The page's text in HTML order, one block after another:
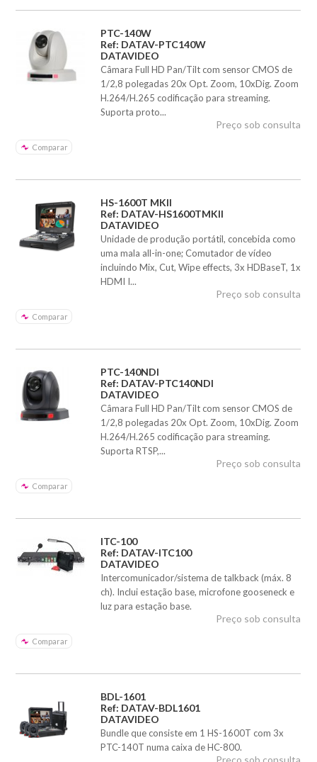
PTC-140W
Ref: DATAV-PTC140W
DATAVIDEO
Câmara Full HD Pan/Tilt com sensor CMOS de
1/2,8 polegadas 20x Opt. Zoom, 10xDig. Zoom
H.264/H.265 codificação para streaming.
Suporta proto...
Comparar
Preço sob consulta
HS-1600T MKII
Ref: DATAV-HS1600TMKII
DATAVIDEO
Unidade de produção portátil, concebida como
uma mala all-in-one; Comutador de vídeo
incluindo Mix, Cut, Wipe effects, 3x HDBaseT, 1x
HDMI I...
Comparar
Preço sob consulta
PTC-140NDI
Ref: DATAV-PTC140NDI
DATAVIDEO
Câmara Full HD Pan/Tilt com sensor CMOS de
1/2,8 polegadas 20x Opt. Zoom, 10xDig. Zoom
H.264/H.265 codificação para streaming.
Suporta RTSP,...
Comparar
Preço sob consulta
ITC-100
Ref: DATAV-ITC100
DATAVIDEO
Intercomunicador/sistema de talkback (máx. 8
ch). Inclui estação base, microfone gooseneck e
luz para estação base.
Comparar
Preço sob consulta
BDL-1601
Ref: DATAV-BDL1601
DATAVIDEO
Bundle que consiste em 1 HS-1600T com 3x
PTC-140T numa caixa de HC-800.
Preço sob consulta